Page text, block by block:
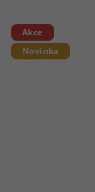
Akce
Novinka